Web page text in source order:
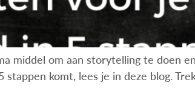
middel om aan storytelling te doen
komt, lees je in deze blog.